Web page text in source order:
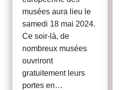
musées aura lieu le
samedi 18 mai 2024.
Ce soir-là, de
nombreux musées
ouvriront
gratuitement leurs
portes en…